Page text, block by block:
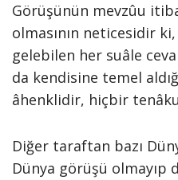
Görüşünün mevzûu
olmasının neticesidir
gelebilen her suâle
da kendisine temel
âhenklidir, hiçbir
Diğer taraftan bazı
Dünya görüşü olmayıp